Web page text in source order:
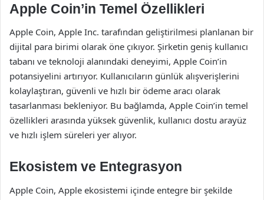
Apple Coin’in Temel Özellikleri
Apple Coin, Apple Inc. tarafından geliştirilmesi planlanan bir
dijital para birimi olarak öne çıkıyor. Şirketin geniş kullanıcı
tabanı ve teknoloji alanındaki deneyimi, Apple Coin’in
potansiyelini artırıyor. Kullanıcıların günlük alışverişlerini
kolaylaştıran, güvenli ve hızlı bir ödeme aracı olarak
tasarlanması bekleniyor. Bu bağlamda, Apple Coin’in temel
özellikleri arasında yüksek güvenlik, kullanıcı dostu arayüz
ve hızlı işlem süreleri yer alıyor.
Ekosistem ve Entegrasyon
Apple Coin, Apple ekosistemi içinde entegre bir şekilde